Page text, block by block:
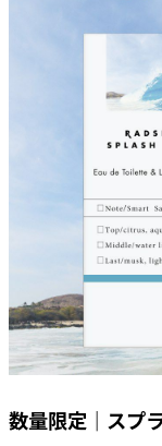
数量限定｜スプ